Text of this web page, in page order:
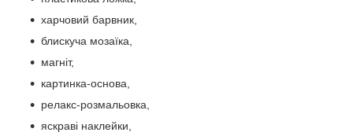
харчовий барвник,
блискуча мозаїка,
магніт,
картинка-основа,
релакс-розмальовка,
яскраві наклейки,